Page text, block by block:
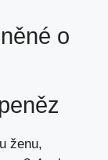
o
ženu,